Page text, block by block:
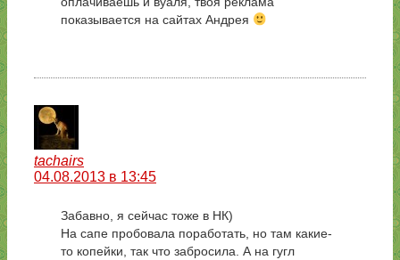
показывается на сайтах Андрея
tachairs
04.08.2013 в 13:45
Забавно, я сейчас тоже в НК)
На сапе пробовала поработать, но там какие-
то копейки, так что забросила. А на гугл